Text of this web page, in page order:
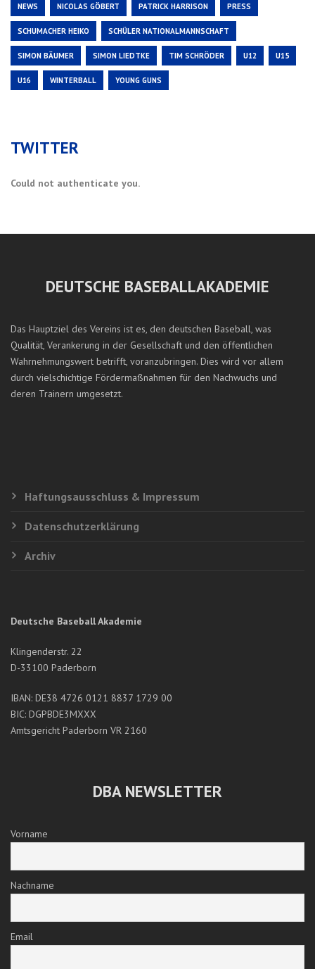
NEWS NICOLAS GÖBERT PATRICK HARRISON PRESS
SCHUMACHER HEIKO SCHÜLER NATIONALMANNSCHAFT
SIMON BÄUMER SIMON LIEDTKE TIM SCHRÖDER U12 U15
U16 WINTERBALL YOUNG GUNS
TWITTER
Could not authenticate you.
DEUTSCHE BASEBALLAKADEMIE
Das Hauptziel des Vereins ist es, den deutschen Baseball, was
Qualität, Verankerung in der Gesellschaft und den öffentlichen
Wahrnehmungswert betrifft, voranzubringen. Dies wird vor allem
durch vielschichtige Fördermaßnahmen für den Nachwuchs und
deren Trainern umgesetzt.
Haftungsausschluss & Impressum
Datenschutzerklärung
Archiv
Deutsche Baseball Akademie
Klingenderstr. 22
D-33100 Paderborn
IBAN: DE38 4726 0121 8837 1729 00
BIC: DGPBDE3MXXX
Amtsgericht Paderborn VR 2160
DBA NEWSLETTER
Vorname
Nachname
Email